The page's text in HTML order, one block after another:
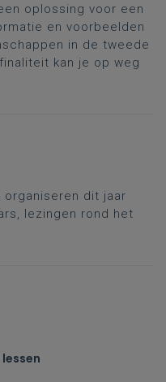
oplossing voor een
en voorbeelden
in de tweede
kan je op weg
organiseren dit jaar
lezingen rond het